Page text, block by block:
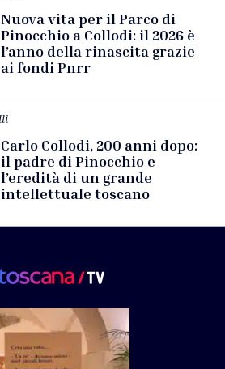
Nuova vita per il Parco di
Pinocchio a Collodi: il 2026 è
l’anno della rinascita grazie
ai fondi Pnrr
Carlo Collodi, 200 anni dopo:
il padre di Pinocchio e
l’eredità di un grande
intellettuale toscano